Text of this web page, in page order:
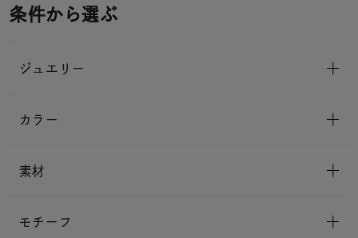
条件から選ぶ
ジュエリー
カラー
素材
モチーフ